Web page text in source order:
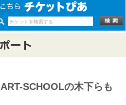
SCHOOLの木下らも